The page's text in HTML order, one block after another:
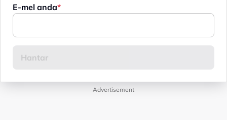
E-mel anda
Advertisement